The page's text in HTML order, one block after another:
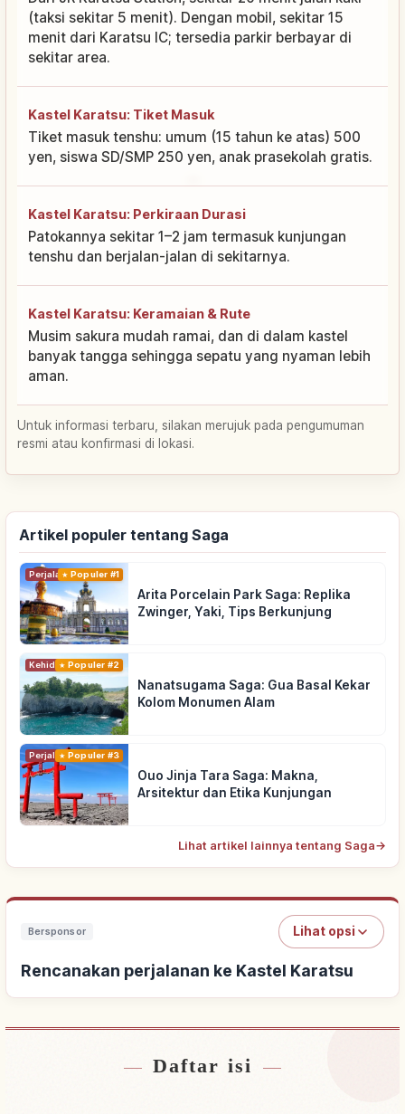
(taksi sekitar 5 menit). Dengan mobil, sekitar 15
menit dari Karatsu IC; tersedia parkir berbayar di
sekitar area.
Kastel Karatsu: Tiket Masuk
Tiket masuk tenshu: umum (15 tahun ke atas) 500
yen, siswa SD/SMP 250 yen, anak prasekolah gratis.
Kastel Karatsu: Perkiraan Durasi
Patokannya sekitar 1–2 jam termasuk kunjungan
tenshu dan berjalan-jalan di sekitarnya.
Kastel Karatsu: Keramaian & Rute
Musim sakura mudah ramai, dan di dalam kastel
banyak tangga sehingga sepatu yang nyaman lebih
aman.
Untuk informasi terbaru, silakan merujuk pada pengumuman
resmi atau konfirmasi di lokasi.
Artikel populer tentang Saga
PerjalananPopuler #1
Arita Porcelain Park Saga: Replika
Zwinger, Yaki, Tips Berkunjung
KehidupanPopuler #2
Nanatsugama Saga: Gua Basal Kekar
Kolom Monumen Alam
PerjalananPopuler #3
Ouo Jinja Tara Saga: Makna,
Arsitektur dan Etika Kunjungan
Lihat artikel lainnya tentang Saga→
Bersponsor Lihat opsi
Rencanakan perjalanan ke Kastel Karatsu
Cari penginapan dekat Kastel Karatsu
Daftar isi